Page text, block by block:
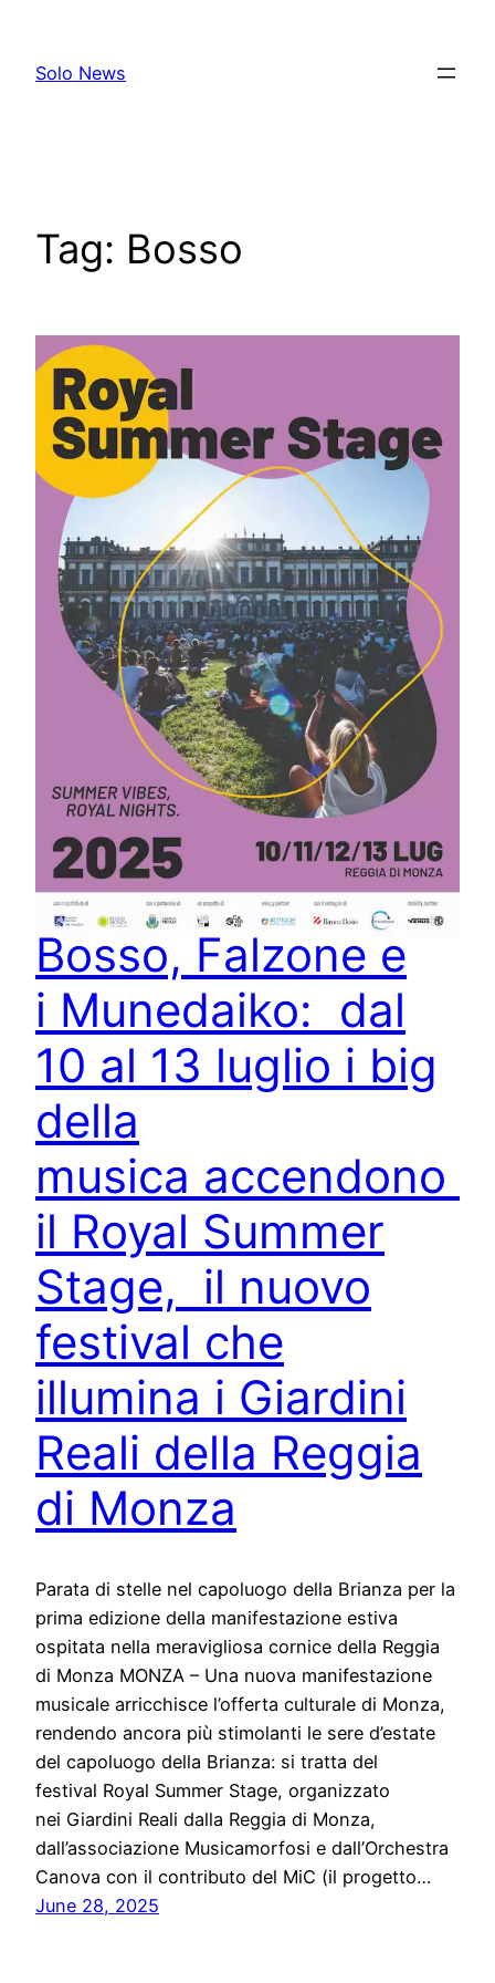
content
Solo News
Tag: Bosso
Ruggiero, Fresu,
Caine,
Bosso, Falzone e
i Munedaiko: dal
10 al 13 luglio i big
della
musica accendono
il Royal Summer
Stage, il nuovo
festival che
illumina i Giardini
Reali della Reggia
di Monza
Parata di stelle nel capoluogo della Brianza per la
prima edizione della manifestazione estiva
ospitata nella meravigliosa cornice della Reggia
di Monza MONZA – Una nuova manifestazione
musicale arricchisce l’offerta culturale di Monza,
rendendo ancora più stimolanti le sere d’estate
del capoluogo della Brianza: si tratta del
festival Royal Summer Stage, organizzato
nei Giardini Reali dalla Reggia di Monza,
dall’associazione Musicamorfosi e dall’Orchestra
Canova con il contributo del MiC (il progetto…
June 28, 2025